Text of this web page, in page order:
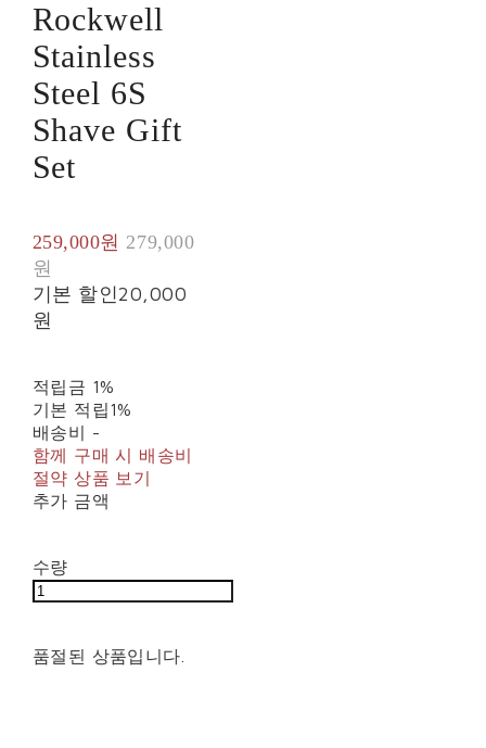
Rockwell
Stainless
Steel 6S
Shave Gift
Set
259,000원 279,000
원
기본 할인20,000
원
적립금 1%
기본 적립1%
배송비 -
함께 구매 시 배송비
절약 상품 보기
추가 금액
수량
품절된 상품입니다.